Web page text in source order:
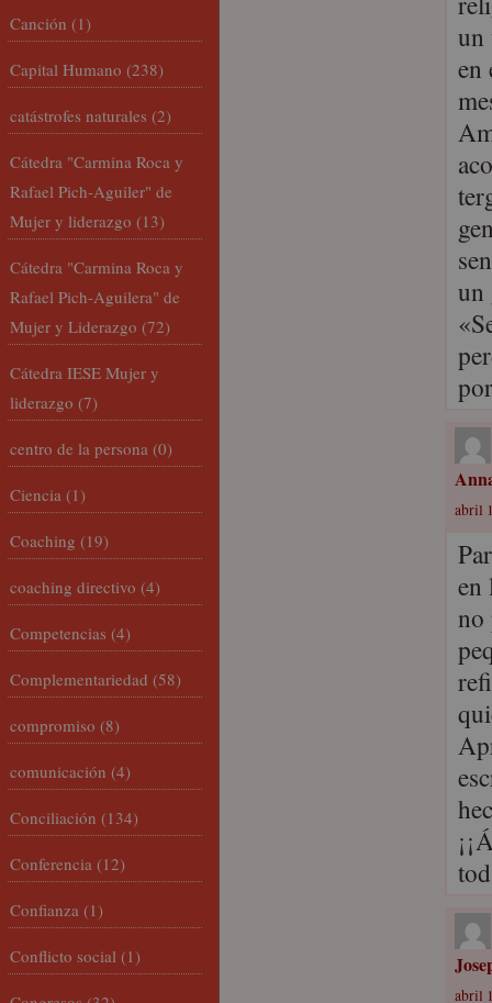
un
en
un
abril
en
no
abril
Canción (1)
Capital Humano (238)
catástrofes naturales (2)
Cátedra "Carmina Roca y
Rafael Pich-Aguiler" de
Mujer y liderazgo (13)
Cátedra "Carmina Roca y
Rafael Pich-Aguilera" de
Mujer y Liderazgo (72)
Cátedra IESE Mujer y
liderazgo (7)
centro de la persona (0)
Ciencia (1)
Coaching (19)
coaching directivo (4)
Competencias (4)
Complementariedad (58)
compromiso (8)
comunicación (4)
Conciliación (134)
Conferencia (12)
Confianza (1)
Conflicto social (1)